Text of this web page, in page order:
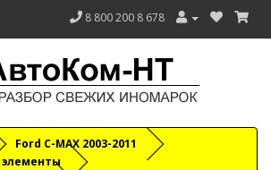
8 800 200 8 678
Ford C-MAX 2003-2011